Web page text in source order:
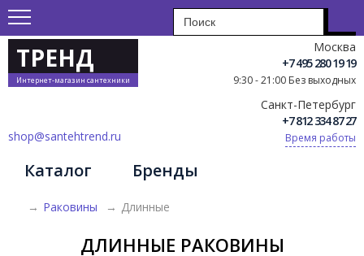
ТРЕНД
Интернет-магазин сантехники
Москва
+7 495 280 19 19
9:30 - 21:00 Без выходных
Санкт-Петербург
+7 812 334 87 27
Время работы
shop@santehtrend.ru
Каталог Бренды
→ Раковины → Длинные
ДЛИННЫЕ РАКОВИНЫ